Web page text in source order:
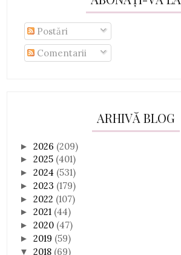
Postări
Comentarii
ARHIVĂ BLOG
►2026 (209)
►2025 (401)
►2024 (531)
►2023 (179)
►2022 (107)
►2021 (44)
►2020 (47)
►2019 (59)
▼2018 (69)